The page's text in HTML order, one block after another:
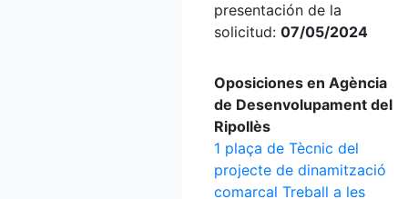
presentación de la
solicitud: 07/05/2024
Oposiciones en Agència
de Desenvolupament del
Ripollès
1 plaça de Tècnic del
projecte de dinamització
comarcal Treball a les